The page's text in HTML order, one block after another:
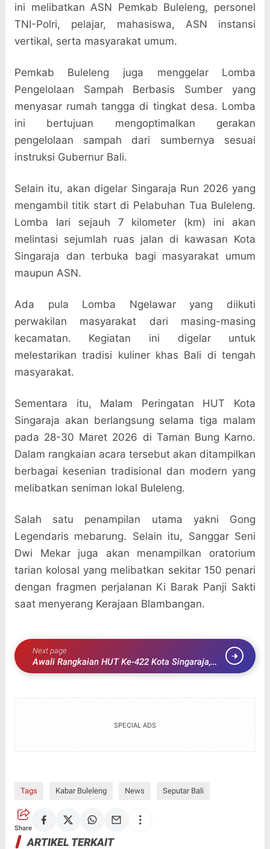
ini melibatkan ASN Pemkab Buleleng, personel
TNI-Polri, pelajar, mahasiswa, ASN instansi
vertikal, serta masyarakat umum.
Pemkab Buleleng juga menggelar Lomba
Pengelolaan Sampah Berbasis Sumber yang
menyasar rumah tangga di tingkat desa. Lomba
ini bertujuan mengoptimalkan gerakan
pengelolaan sampah dari sumbernya sesuai
instruksi Gubernur Bali.
Selain itu, akan digelar Singaraja Run 2026 yang
mengambil titik start di Pelabuhan Tua Buleleng.
Lomba lari sejauh 7 kilometer (km) ini akan
melintasi sejumlah ruas jalan di kawasan Kota
Singaraja dan terbuka bagi masyarakat umum
maupun ASN.
Ada pula Lomba Ngelawar yang diikuti
perwakilan masyarakat dari masing-masing
kecamatan. Kegiatan ini digelar untuk
melestarikan tradisi kuliner khas Bali di tengah
masyarakat.
Sementara itu, Malam Peringatan HUT Kota
Singaraja akan berlangsung selama tiga malam
pada 28-30 Maret 2026 di Taman Bung Karno.
Dalam rangkaian acara tersebut akan ditampilkan
berbagai kesenian tradisional dan modern yang
melibatkan seniman lokal Buleleng.
Salah satu penampilan utama yakni Gong
Legendaris mebarung. Selain itu, Sanggar Seni
Dwi Mekar juga akan menampilkan oratorium
tarian kolosal yang melibatkan sekitar 150 penari
dengan fragmen perjalanan Ki Barak Panji Sakti
saat menyerang Kerajaan Blambangan.
Next page
Awali Rangkaian HUT Ke-422 Kota Singaraja,
Sutjidra-Supriatna Jalan Santai Bersama Ribuan
SPECIAL ADS
Tags Kabar Buleleng News Seputar Bali
Share
ARTIKEL TERKAIT